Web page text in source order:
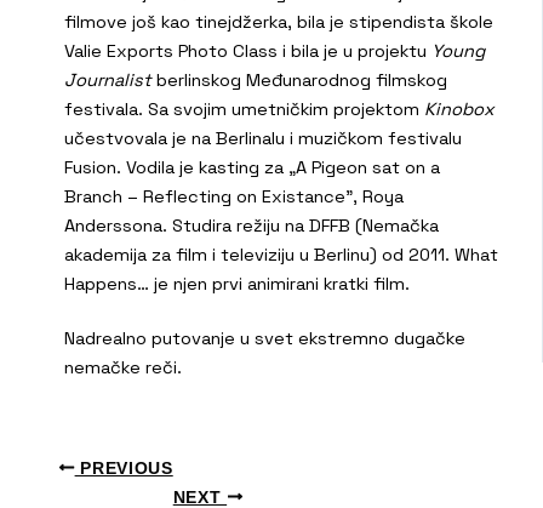
filmove još kao tinejdžerka, bila je stipendista škole
Valie Exports Photo Class i bila je u projektu Young
Journalistberlinskog Međunarodnog filmskog
festivala. Sa svojim umetničkim projektom Kinobox
učestvovala je na Berlinalu i muzičkom festivalu
Fusion. Vodila je kasting za „A Pigeon sat on a
Branch – Reflecting on Existance”, Roya
Anderssona. Studira režiju na DFFB (Nemačka
akademija za film i televiziju u Berlinu) od 2011. What
Happens… je njen prvi animirani kratki film.
Nadrealno putovanje u svet ekstremno dugačke
nemačke reči.
PREVIOUS
NEXT